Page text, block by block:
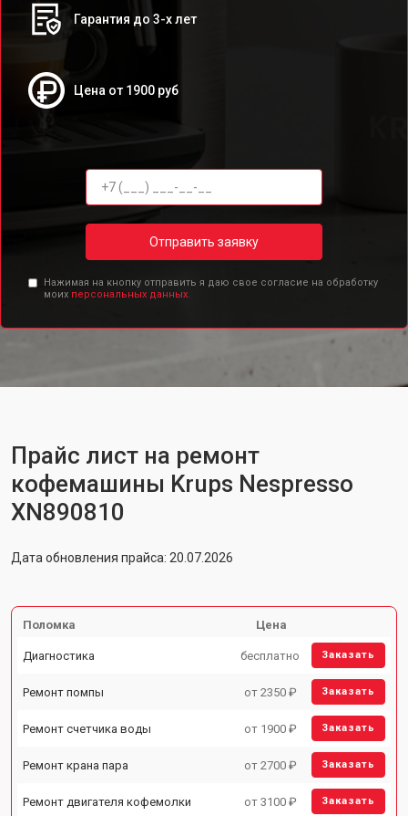
Гарантия до 3-х лет
Цена от 1900 руб
Отправить заявку
Нажимая на кнопку отправить я даю свое согласие на обработку
моих персональных данных.
Прайс лист на ремонт
кофемашины Krups Nespresso
XN890810
Дата обновления прайса: 20.07.2026
Поломка Цена
Диагностика бесплатно Заказать
Ремонт помпы от 2350 ₽ Заказать
Ремонт счетчика воды от 1900 ₽ Заказать
Ремонт крана пара от 2700 ₽ Заказать
Ремонт двигателя кофемолки от 3100 ₽ Заказать